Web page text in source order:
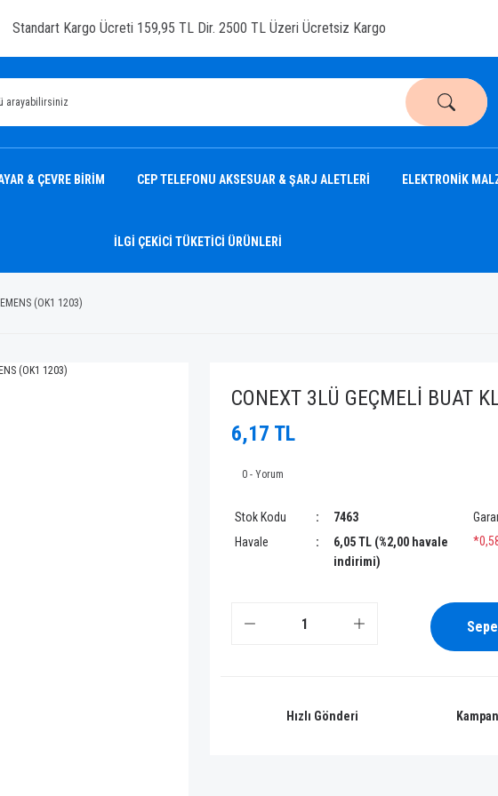
Standart Kargo Ücreti 159,95 TL Dir. 2500 TL Üzeri Ücretsiz Kargo
& ÇEVRE BİRİM CEP TELEFONU AKSESUAR & ŞARJ ALETLERİ ELEKTRONİK
İLGİ ÇEKİCİ TÜKETİCİ ÜRÜNLERİ
(OK1 1203)
CONEXT 3LÜ GEÇMELİ BUAT
6,17 TL
0 - Yorum
Stok Kodu 7463
Havale
6,05 TL (%2,00 havale
indirimi)
Hızlı Gönderi